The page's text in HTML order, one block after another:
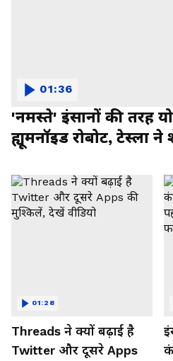
'नमस्ते' इंसानों की तरह
ह्यूमनॉइड रोबोट, टेस्ला ने
01:36
Threads ने क्यों बढ़ाई है
Twitter और दूसरे Apps
01:28